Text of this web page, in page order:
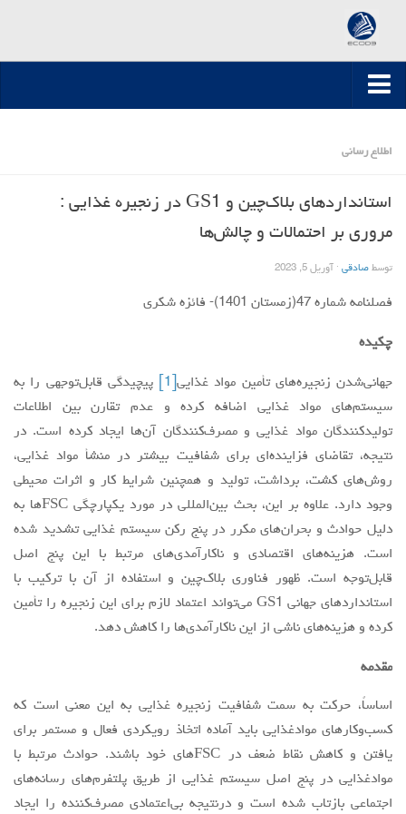
ارسال مقاله
مقالات تخصصی
مقالات سال 1395-1394
مقالات سال 1402
مقالات سال 1403
مقالات سال 1404
آرشیو
مرور
شماره جاری
راهنمای نویسندگان
نحوه ارسال مقاله
اطلاعات نشریه
درباره نشریه
اخبار و اعلانات
پیوندهای مفید
تماس با ما
اطلاع رسانی
استانداردهای بلاک‌چین و GS1 در زنجیره غذایی :
مروری بر احتمالات و چالش‌ها
توسط صادقی · آوریل 5, 2023
فصلنامه شماره 47(زمستان 1401)- فائزه شکری
چکیده
جهانی‌شدن زنجیره‌های تأمین مواد غذایی
پیچیدگی قابل‌توجهی را به
سیستم‌های مواد غذایی اضافه کرده و عدم تقارن بین اطلاعات
‌تولیدکنندگان مواد غذایی و ‌مصرف‌کنندگان آن‌ها ایجاد کرده است. در
نتیجه، تقاضای فزاینده‌ای برای شفافیت بیشتر در منشأ مواد غذایی،
روش‌های کشت، برداشت، تولید و همچنین شرایط کار و اثرات محیطی
وجود دارد. علاوه بر این، بحث بین‌المللی در مورد یکپارچگی FSCها به
دلیل حوادث و بحران‌های مکرر در پنج رکن سیستم غذایی تشدید شده
است. هزینه‌های اقتصادی و ناکارآمدی‌های مرتبط با این پنج اصل
قابل‌توجه است. ظهور فناوری بلاک‌چین و استفاده از آن با ترکیب با
استانداردهای جهانی GS1 می‌تواند اعتماد لازم برای این زنجیره را تأمین
کرده و هزینه‌های ناشی از این ناکارآمدی‌ها را کاهش دهد.
مقدمه
اساساً، حرکت به سمت شفافیت زنجیره غذایی به این معنی است که
کسب‌وکارهای موادغذایی باید آماده اتخاذ رویکردی فعال و مستمر برای
یافتن و کاهش نقاط ضعف در FSC‌های خود باشند. حوادث مرتبط با
موادغذایی در پنج اصل سیستم غذایی از طریق پلتفرم‌های رسانه‌های
اجتماعی بازتاب شده است و درنتیجه بی‌اعتمادی ‌مصرف‌کننده را ایجاد